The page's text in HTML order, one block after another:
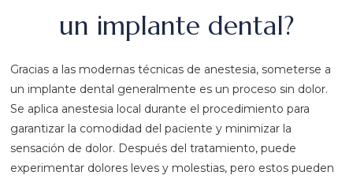
un implante dental?
Gracias a las modernas técnicas de anestesia, someterse a
un implante dental generalmente es un proceso sin dolor.
Se aplica anestesia local durante el procedimiento para
garantizar la comodidad del paciente y minimizar la
sensación de dolor. Después del tratamiento, puede
experimentar dolores leves y molestias, pero estos pueden